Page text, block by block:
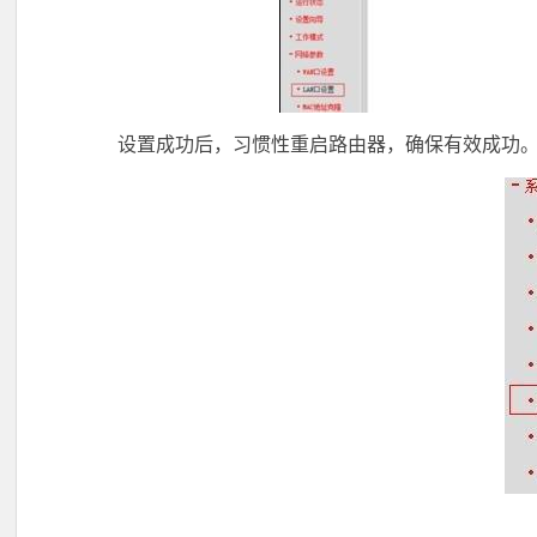
设置成功后，习惯性重启路由器，确保有效成功